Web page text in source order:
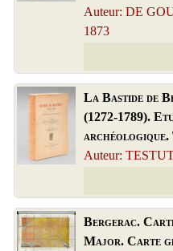
Auteur: DE
1873
La Bastide de
(1272-1789).
archéologique.
Auteur:
Bergerac.
Major. Carte